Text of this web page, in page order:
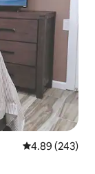
5 ರಲ್ಲಿ 4.89
4.89 (243)